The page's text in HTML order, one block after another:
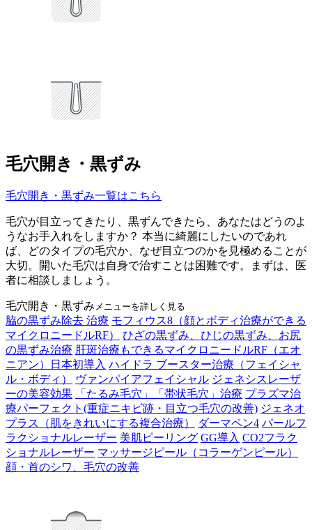
毛穴開き・黒ずみ
毛穴開き・黒ずみ一覧はこちら
毛穴が目立ってきたり、黒ずんできたら、あなたはどうのよ
うなお手入れをしますか？ 本当に綺麗にしたいのであれ
ば、どのタイプの毛穴か、なぜ目立つのかを見極めることが
大切。開いた毛穴は自身で治すことは困難です。まずは、医
者に相談しましょう。
毛穴開き・黒ずみ メニューを詳しく見る
脇の黒ずみ除去 治療 モフィウス8（顔とボディ治療ができる
マイクロニードルRF）
ひざの黒ずみ、ひじの黒ずみ、お尻
の黒ずみ治療 肝斑治療もできるマイクロニードルRF（エオ
ニアン）日本初導入 ハイドラ ブースター治療（フェイシャ
ル・ボディ）
ヴァンパイアフェイシャル ジェネシスレーザ
ーの美容効果
「たるみ毛穴」「帯状毛穴」治療 プラズマ治
療パーフェクト(重症ニキビ跡・目立つ毛穴の改善) ジェネオ
プラス（肌をきれいにする複合治療）
ダーマペン4 パールフ
ラクショナルレーザー 美肌ピーリング GG導入 CO2フラク
ショナルレーザー マッサージピール（コラーゲンピール）
顔・首のシワ、毛穴の改善